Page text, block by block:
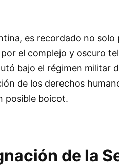
es recordado no solo
el complejo y oscuro
bajo el régimen militar
de los derechos
posible boicot.
de la